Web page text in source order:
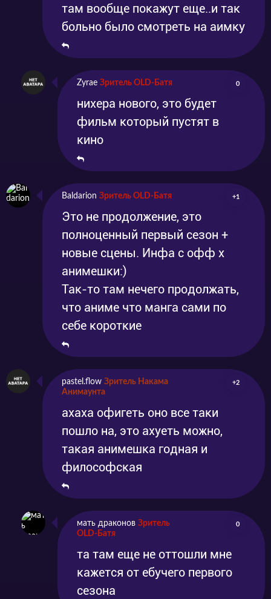
там вообще покажут еще..и так
больно было смотреть на аимку
Zyrae Зритель OLD-Батя 0
нихера нового, это будет
фильм который пустят в
кино
Baldarion Зритель OLD-Батя +1
Это не продолжение, это
полноценный первый сезон +
новые сцены. Инфа с офф х
анимешки:)
Так-то там нечего продолжать,
что аниме что манга сами по
себе короткие
pastel.flow Зритель Накама
Анимаунта
+2
ахаха офигеть оно все таки
пошло на, это ахуеть можно,
такая анимешка годная и
философская
мать драконов Зритель
OLD-Батя
0
та там еще не оттошли мне
кажется от ебучего первого
сезона